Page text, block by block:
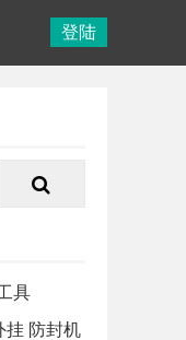
登陆
具
挂 防封机